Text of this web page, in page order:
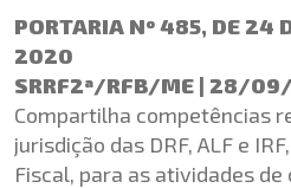
PORTARIA Nº 485, DE 24
2020
SRRF2ª/RFB/ME | 28/
Compartilha competências
jurisdição das DRF, ALF e
Fiscal, para as atividades